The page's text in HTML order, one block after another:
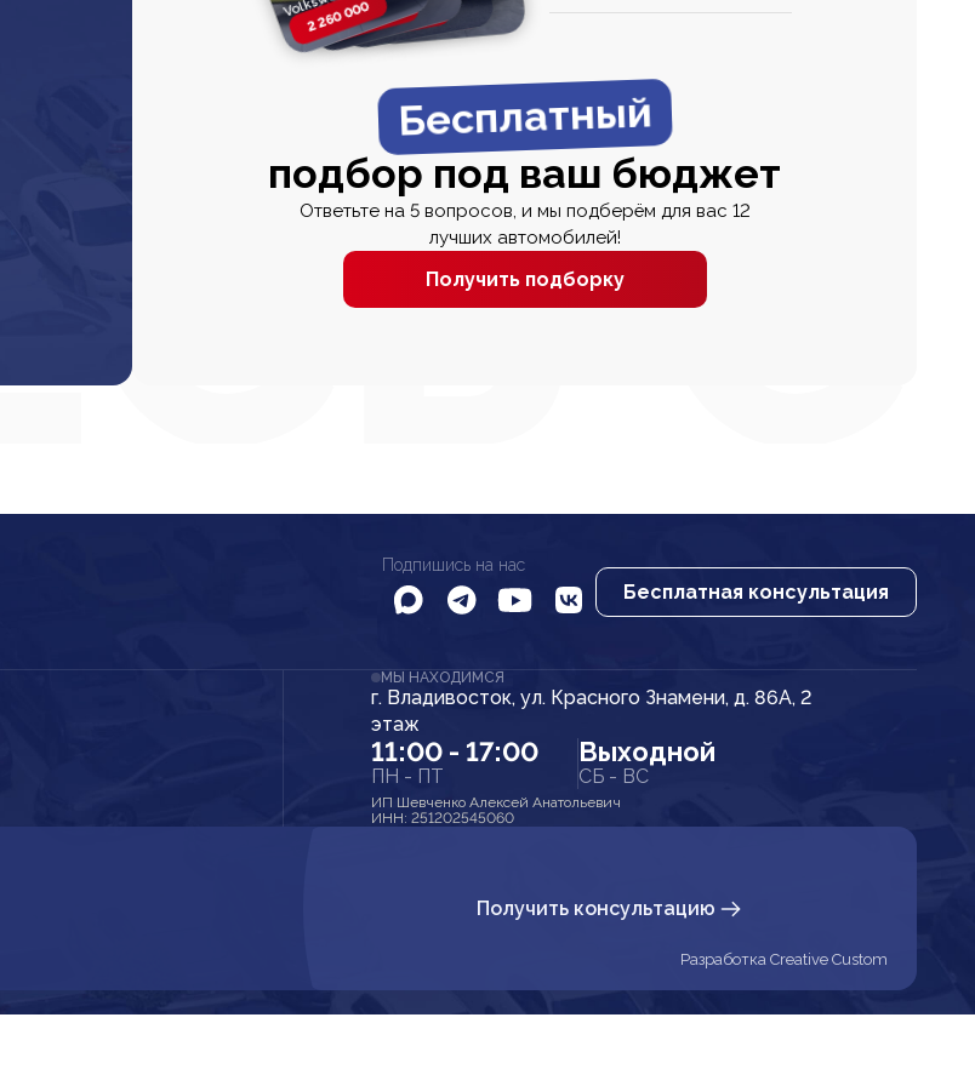
2 260 0002 820 000
2 820 0002 670 000
Бесплатный
подбор под ваш бюджет
Ответьте на 5 вопросов, и мы подберём для вас 12
лучших автомобилей!
Получить подборку
Подпишись на нас
Бесплатная консультация
МЫ НАХОДИМСЯ
г. Владивосток, ул. Красного Знамени, д. 86А, 2
этаж
11:00 - 17:00
ПН - ПТ
Выходной
СБ - ВС
ИП Шевченко Алексей Анатольевич
ИНН: 251202545060
Получить консультацию
Разработка Creative Custom